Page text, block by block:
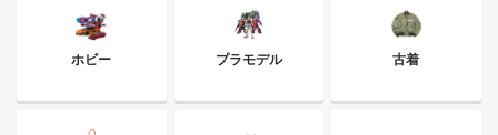
ホビー プラモデル 古着